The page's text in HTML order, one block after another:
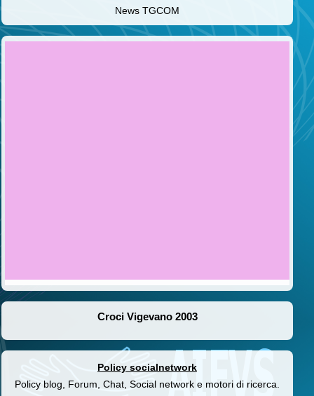
News TGCOM
Croci Vigevano 2003
Policy socialnetwork
Policy blog, Forum, Chat, Social network e motori di ricerca.